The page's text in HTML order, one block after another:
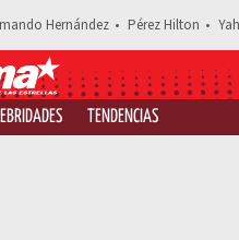
Hernández Pérez Hilton
TENDENCIAS